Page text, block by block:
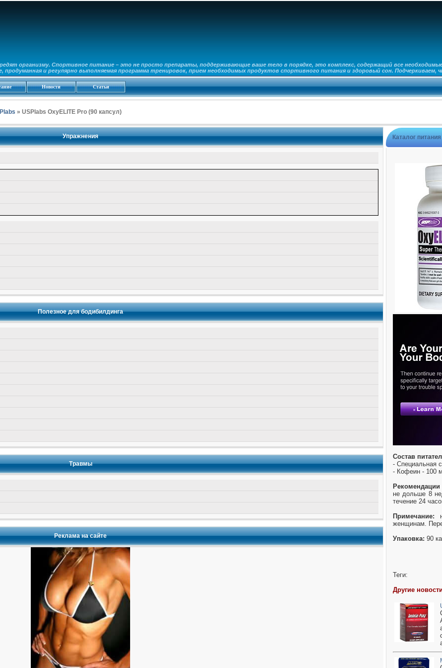
организму. Спортивное питание – это не просто препараты, поддерживающие ваше тело в порядке, это комплекс, содержащий все
и регулярно выполняемая программа тренировок, прием необходимых продуктов спортивного питания и здоровый сон.
Новости Статьи
» USPlabs OxyELITE Pro (90 капсул)
Упражнения
Полезное для бодибилдинга
Травмы
Реклама на сайте
Каталог питания
Состав
- Специальная
- Кофеин - 100
не дольше 8
течение 24
Примечание:
женщинам.
Упаковка: 90
Теги:
Другие